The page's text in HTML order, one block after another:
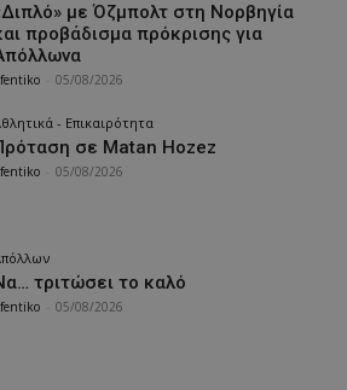
με Όζμπολτ στη Νορβηγία
προβάδισμα πρόκρισης για
05/08/2026
- Επικαιρότητα
σε Matan Hozez
05/08/2026
τριτώσει το καλό
05/08/2026